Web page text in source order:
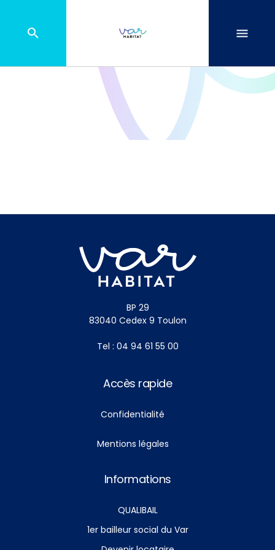
BP 29
83040 Cedex 9 Toulon
Tel : 04 94 61 55 00
Accès rapide
Confidentialité
Mentions légales
Informations
QUALIBAIL
1er bailleur social du Var